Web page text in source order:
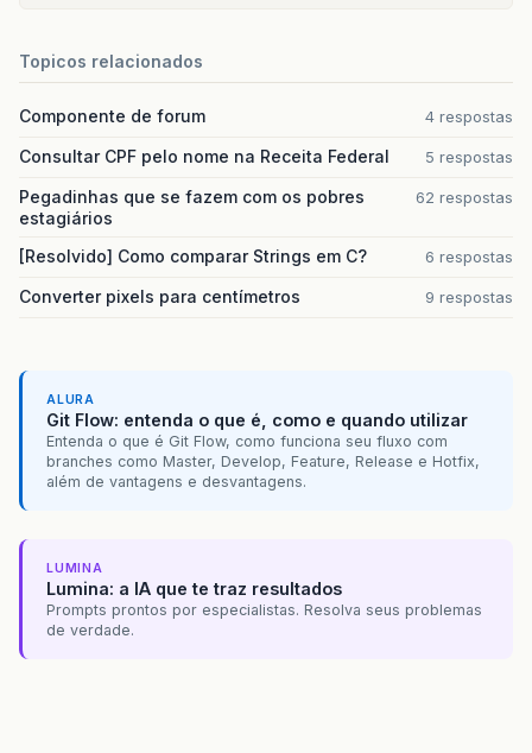
Topicos relacionados
Componente de forum 4 respostas
Consultar CPF pelo nome na Receita Federal 5 respostas
Pegadinhas que se fazem com os pobres
estagiários
62 respostas
[Resolvido] Como comparar Strings em C? 6 respostas
Converter pixels para centímetros 9 respostas
ALURA
Git Flow: entenda o que é, como e quando utilizar
Entenda o que é Git Flow, como funciona seu fluxo com
branches como Master, Develop, Feature, Release e Hotfix,
além de vantagens e desvantagens.
LUMINA
Lumina: a IA que te traz resultados
Prompts prontos por especialistas. Resolva seus problemas
de verdade.